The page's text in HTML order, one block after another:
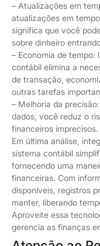
– Atualizações em
atualizações em
significa que você
sobre dinheiro
– Economia de tempo:
contábil elimina a
de transação,
outras tarefas
– Melhoria da
dados, você reduz o
financeiros imprecisos.
Em última análise,
sistema contábil
fornecendo uma
financeiras. Com
disponíveis, registros
manter, liberando
Aproveite essa
gerencia as finanças